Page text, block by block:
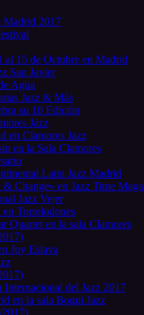
Madrid 2017
al 15 de Octubre en Madrid
San Javier
Agua
Jazz & Más
su 10 Edición
Jazz
en Clamores Jazz
en la Sala Clamores
Latin Jazz Madrid
Change» en Jazz Time
Jazz Vejer
Torrelodones
Quartet en la sala Clamores
Joy Eslava
del Jazz 2017
en la sala Bogui Jazz
2017)